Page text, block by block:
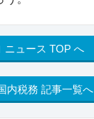
ニュース TOP へ
内税務 記事一覧へ